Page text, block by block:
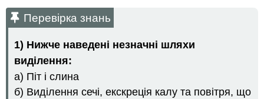
Перевірка знань
1) Нижче наведені незначні шляхи
виділення:
а) Піт і слина
б) Виділення сечі, екскреція калу та повітря, що